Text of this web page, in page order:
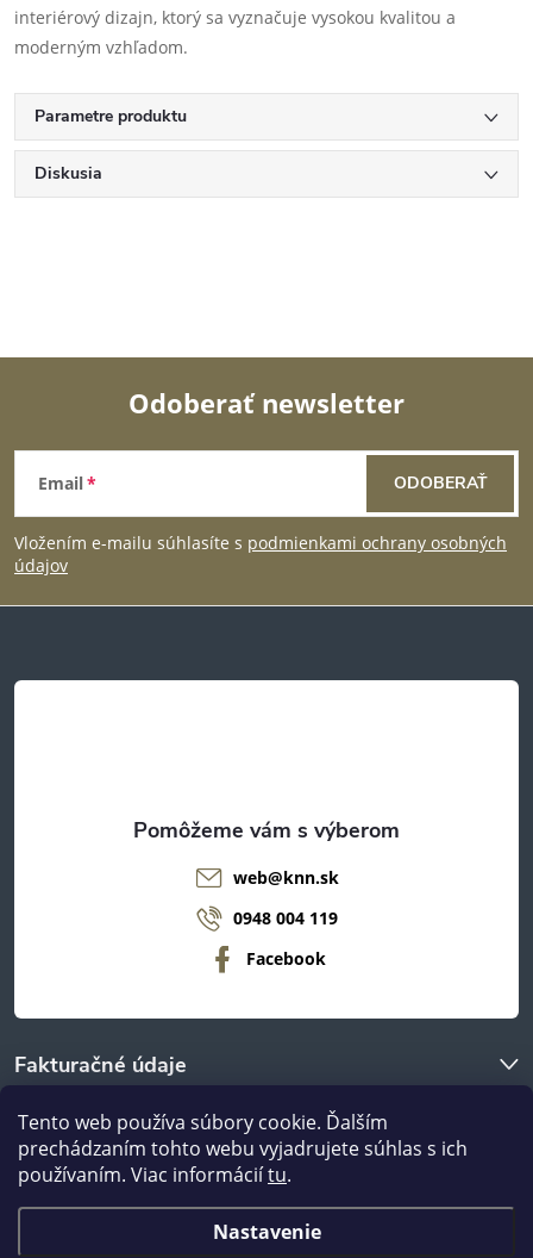
Tento web používa súbory cookie. Ďalším
prechádzaním tohto webu vyjadrujete súhlas s ich
používaním. Viac informáciítu.
Nastavenie
interiérový dizajn, ktorý sa vyznačuje vysokou kvalitou a
moderným vzhľadom.
Parametre produktu
Diskusia
Z
á
p
t
Odoberať newsletter
Email
Vložením e-mailu súhlasíte s podmienkami ochrany osobných
údajov
ODOBERAŤ
Fakturačné údaje
O nákupe
web@knn.sk
0948 004 119
Facebook